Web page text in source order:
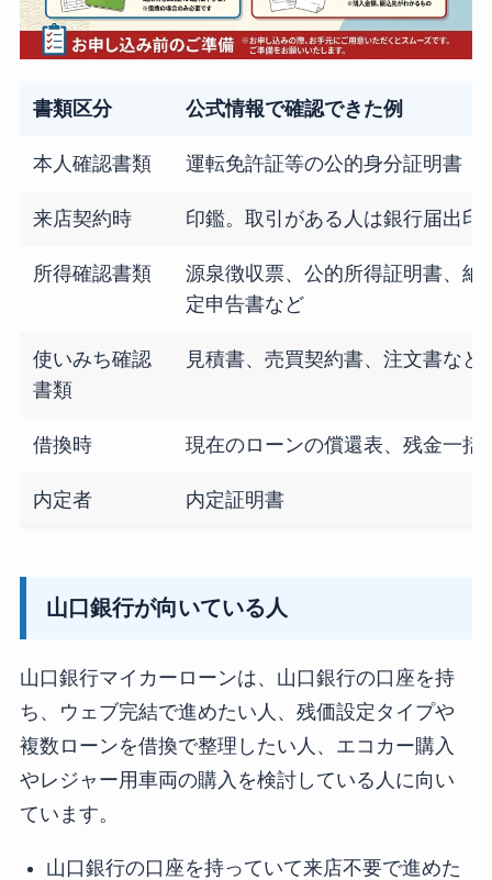
書類区分 公式情報で確認できた例
本人確認書類 運転免許証等の公的身分証明書
来店契約時 印鑑。取引がある人は銀行届出印
所得確認書類
源泉徴収票、公的所得証明書、納
定申告書など
使いみち確認
書類
見積書、売買契約書、注文書など
借換時 現在のローンの償還表、残金一括
内定者 内定証明書
山口銀行が向いている人
山口銀行マイカーローンは、山口銀行の口座を持
ち、ウェブ完結で進めたい人、残価設定タイプや
複数ローンを借換で整理したい人、エコカー購入
やレジャー用車両の購入を検討している人に向い
ています。
山口銀行の口座を持っていて来店不要で進めた